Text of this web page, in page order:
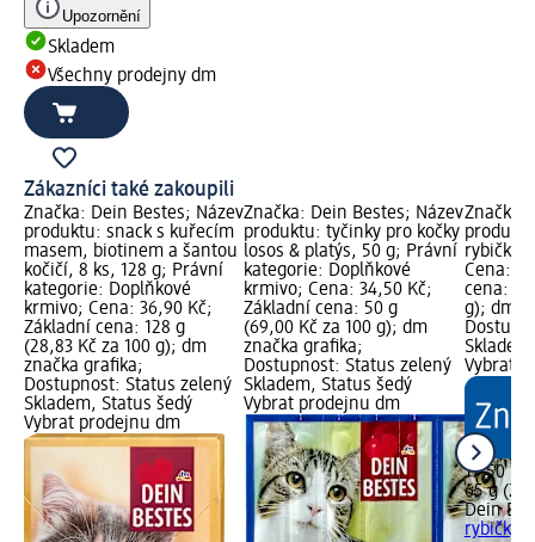
Upozornění
Skladem
Všechny prodejny dm
Zákazníci také zakoupili
Značka: Dein Bestes; Název
produktu: snack s kuřecím
masem, biotinem a šantou
kočičí, 8 ks, 128 g; Právní
kategorie: Doplňkové
krmivo; Cena: 36,90 Kč;
Základní cena: 128 g
(28,83 Kč za 100 g); dm
značka grafika;
Dostupnost: Status zelený
Skladem, Status šedý
Vybrat prodejnu dm
Značka: Dein Bestes; Název
produktu: tyčinky pro kočky
losos & platýs, 50 g; Právní
kategorie: Doplňkové
krmivo; Cena: 34,50 Kč;
Základní cena: 50 g
(69,00 Kč za 100 g); dm
značka grafika;
Dostupnost: Status zelený
Skladem, Status šedý
Vybrat prodejnu dm
Značka:
rybičky
Cena:
cena: 65
g); dm
Vybrat
17,50 Kč
65 g
Dein
rybičky